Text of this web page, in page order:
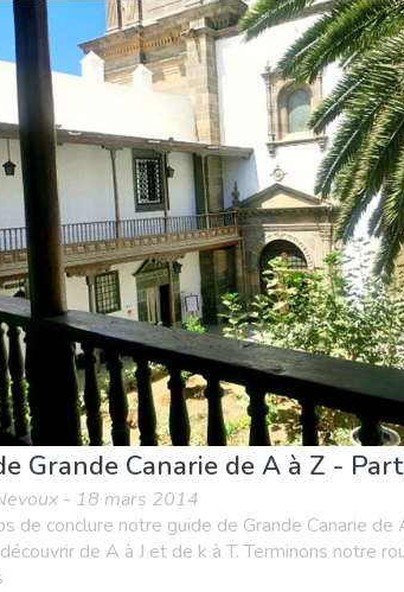
Restaurants
Événements locaux Musée
Grande Canarie de A à Z -
- 18 mars 2014
de conclure notre guide de Grande Canarie de
de A à J et de k à T. Terminons notre